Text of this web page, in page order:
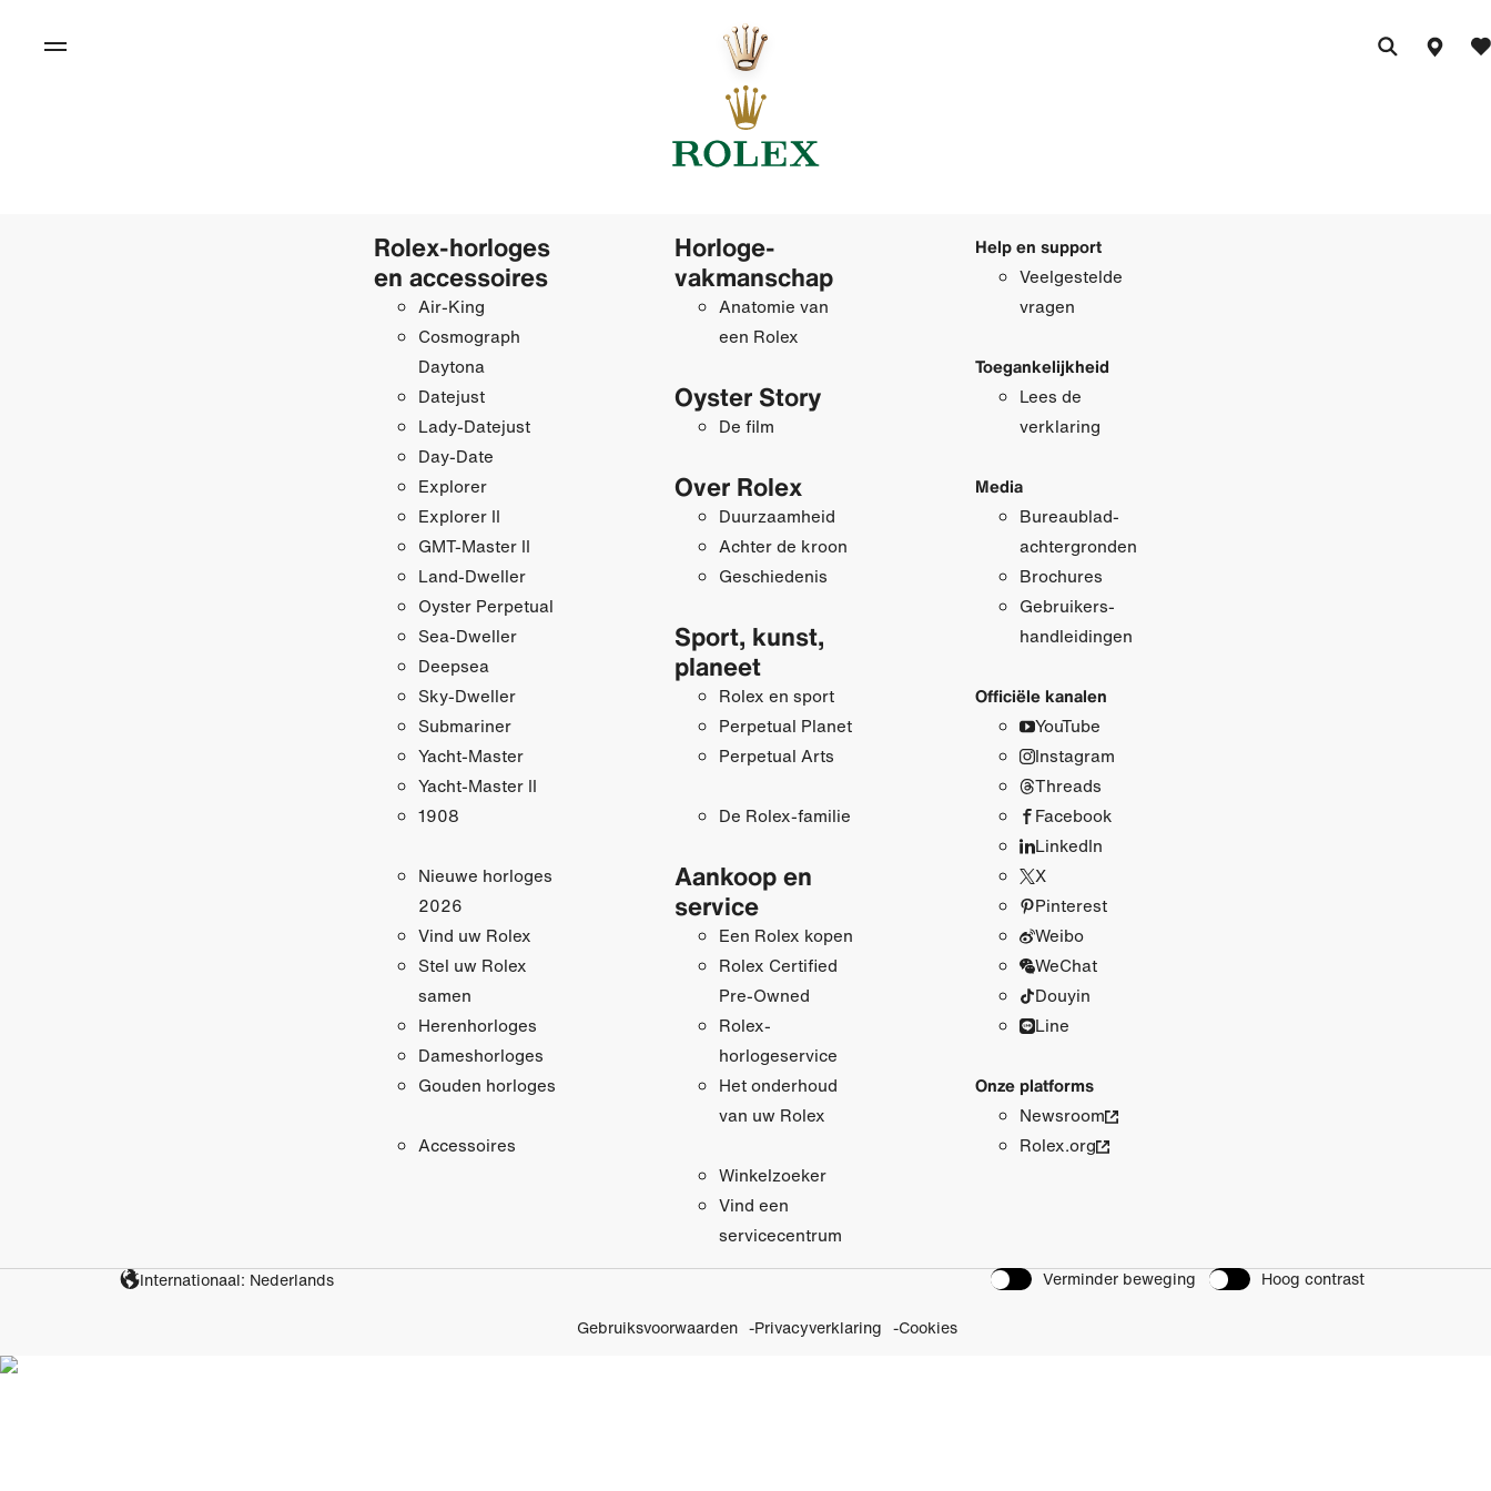
Rolex-horloges
en accessoires
Air-King
Cosmograph
Daytona
Datejust
Lady-Datejust
Day-Date
Explorer
Explorer II
GMT-Master II
Land-Dweller
Oyster Perpetual
Sea-Dweller
Deepsea
Sky-Dweller
Submariner
Yacht-Master
Yacht-Master II
1908
Nieuwe horloges
2026
Vind uw Rolex
Stel uw Rolex
samen
Herenhorloges
Dameshorloges
Gouden horloges
Accessoires
Horloge­
vakmanschap
Anatomie van
een Rolex
Oyster Story
De film
Over Rolex
Duurzaamheid
Achter de kroon
Geschiedenis
Sport, kunst,
planeet
Rolex en sport
Perpetual Planet
Perpetual Arts
De Rolex-familie
Aankoop en
service
Een Rolex kopen
Rolex Certified
Pre‑Owned
Rolex-
horlogeservice
Het onderhoud
van uw Rolex
Winkelzoeker
Vind een
servicecentrum
Help en support
Veelgestelde
vragen
Toegankelijkheid
Lees de
verklaring
Media
Bureaublad­
achtergronden
Brochures
Gebruikers­
handleidingen
Officiële kanalen
YouTube
Instagram
Threads
Facebook
LinkedIn
X
Pinterest
Weibo
WeChat
Douyin
Line
Onze platforms
Newsroom
Rolex.org
Internationaal: Nederlands Verminder beweging Hoog contrast
Gebruiksvoorwaarden Privacyverklaring Cookies